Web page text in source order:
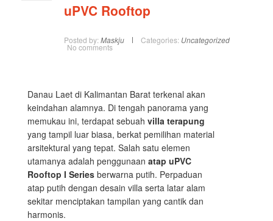
uPVC Rooftop
Posted by: Maskju Categories: Uncategorized
No comments
Danau Laet di Kalimantan Barat terkenal akan
keindahan alamnya. Di tengah panorama yang
memukau ini, terdapat sebuah villa terapung
yang tampil luar biasa, berkat pemilihan material
arsitektural yang tepat. Salah satu elemen
utamanya adalah penggunaan atap uPVC
Rooftop I Series berwarna putih. Perpaduan
atap putih dengan desain villa serta latar alam
sekitar menciptakan tampilan yang cantik dan
harmonis.